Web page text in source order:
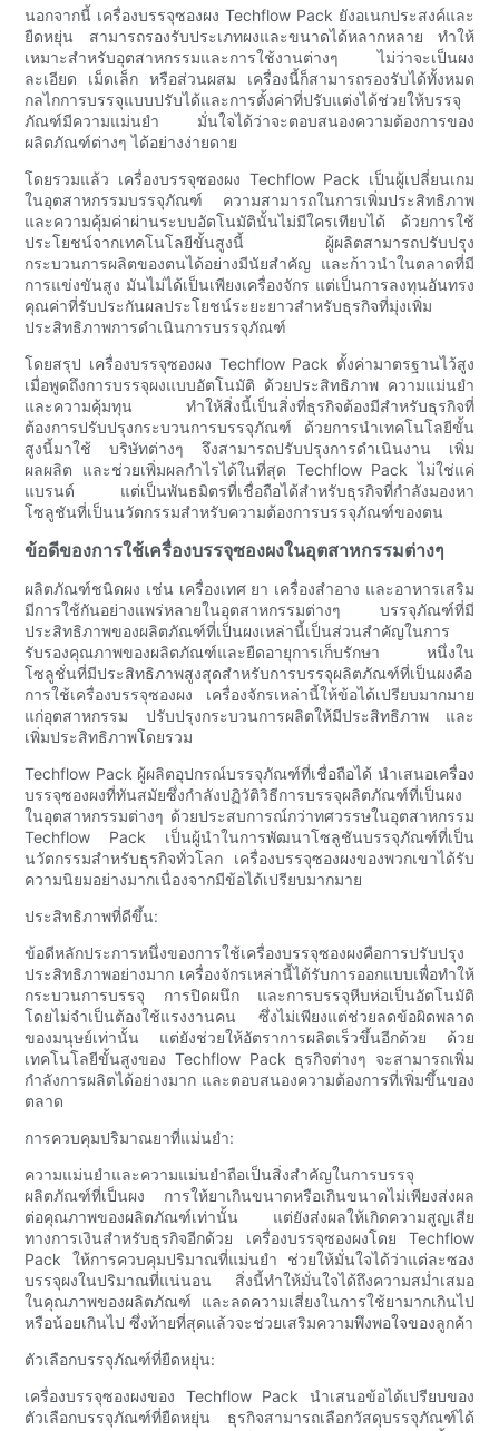
นอกจากนี้ เครื่องบรรจุซองผง Techflow Pack ยังอเนกประสงค์และ
ยืดหยุ่น สามารถรองรับประเภทผงและขนาดได้หลากหลาย ทำให้
เหมาะสำหรับอุตสาหกรรมและการใช้งานต่างๆ ไม่ว่าจะเป็นผง
ละเอียด เม็ดเล็ก หรือส่วนผสม เครื่องนี้ก็สามารถรองรับได้ทั้งหมด
กลไกการบรรจุแบบปรับได้และการตั้งค่าที่ปรับแต่งได้ช่วยให้บรรจุ
ภัณฑ์มีความแม่นยำ มั่นใจได้ว่าจะตอบสนองความต้องการของ
ผลิตภัณฑ์ต่างๆ ได้อย่างง่ายดาย
โดยรวมแล้ว เครื่องบรรจุซองผง Techflow Pack เป็นผู้เปลี่ยนเกม
ในอุตสาหกรรมบรรจุภัณฑ์ ความสามารถในการเพิ่มประสิทธิภาพ
และความคุ้มค่าผ่านระบบอัตโนมัตินั้นไม่มีใครเทียบได้ ด้วยการใช้
ประโยชน์จากเทคโนโลยีขั้นสูงนี้ ผู้ผลิตสามารถปรับปรุง
กระบวนการผลิตของตนได้อย่างมีนัยสำคัญ และก้าวนำในตลาดที่มี
การแข่งขันสูง มันไม่ได้เป็นเพียงเครื่องจักร แต่เป็นการลงทุนอันทรง
คุณค่าที่รับประกันผลประโยชน์ระยะยาวสำหรับธุรกิจที่มุ่งเพิ่ม
ประสิทธิภาพการดำเนินการบรรจุภัณฑ์
โดยสรุป เครื่องบรรจุซองผง Techflow Pack ตั้งค่ามาตรฐานไว้สูง
เมื่อพูดถึงการบรรจุผงแบบอัตโนมัติ ด้วยประสิทธิภาพ ความแม่นยำ
และความคุ้มทุน ทำให้สิ่งนี้เป็นสิ่งที่ธุรกิจต้องมีสำหรับธุรกิจที่
ต้องการปรับปรุงกระบวนการบรรจุภัณฑ์ ด้วยการนำเทคโนโลยีขั้น
สูงนี้มาใช้ บริษัทต่างๆ จึงสามารถปรับปรุงการดำเนินงาน เพิ่ม
ผลผลิต และช่วยเพิ่มผลกำไรได้ในที่สุด Techflow Pack ไม่ใช่แค่
แบรนด์ แต่เป็นพันธมิตรที่เชื่อถือได้สำหรับธุรกิจที่กำลังมองหา
โซลูชันที่เป็นนวัตกรรมสำหรับความต้องการบรรจุภัณฑ์ของตน
ข้อดีของการใช้เครื่องบรรจุซองผงในอุตสาหกรรมต่างๆ
ผลิตภัณฑ์ชนิดผง เช่น เครื่องเทศ ยา เครื่องสำอาง และอาหารเสริม
มีการใช้กันอย่างแพร่หลายในอุตสาหกรรมต่างๆ บรรจุภัณฑ์ที่มี
ประสิทธิภาพของผลิตภัณฑ์ที่เป็นผงเหล่านี้เป็นส่วนสำคัญในการ
รับรองคุณภาพของผลิตภัณฑ์และยืดอายุการเก็บรักษา หนึ่งใน
โซลูชั่นที่มีประสิทธิภาพสูงสุดสำหรับการบรรจุผลิตภัณฑ์ที่เป็นผงคือ
การใช้เครื่องบรรจุซองผง เครื่องจักรเหล่านี้ให้ข้อได้เปรียบมากมาย
แก่อุตสาหกรรม ปรับปรุงกระบวนการผลิตให้มีประสิทธิภาพ และ
เพิ่มประสิทธิภาพโดยรวม
Techflow Pack ผู้ผลิตอุปกรณ์บรรจุภัณฑ์ที่เชื่อถือได้ นำเสนอเครื่อง
บรรจุซองผงที่ทันสมัยซึ่งกำลังปฏิวัติวิธีการบรรจุผลิตภัณฑ์ที่เป็นผง
ในอุตสาหกรรมต่างๆ ด้วยประสบการณ์กว่าทศวรรษในอุตสาหกรรม
Techflow Pack เป็นผู้นำในการพัฒนาโซลูชันบรรจุภัณฑ์ที่เป็น
นวัตกรรมสำหรับธุรกิจทั่วโลก เครื่องบรรจุซองผงของพวกเขาได้รับ
ความนิยมอย่างมากเนื่องจากมีข้อได้เปรียบมากมาย
ประสิทธิภาพที่ดีขึ้น:
ข้อดีหลักประการหนึ่งของการใช้เครื่องบรรจุซองผงคือการปรับปรุง
ประสิทธิภาพอย่างมาก เครื่องจักรเหล่านี้ได้รับการออกแบบเพื่อทำให้
กระบวนการบรรจุ การปิดผนึก และการบรรจุหีบห่อเป็นอัตโนมัติ
โดยไม่จำเป็นต้องใช้แรงงานคน ซึ่งไม่เพียงแต่ช่วยลดข้อผิดพลาด
ของมนุษย์เท่านั้น แต่ยังช่วยให้อัตราการผลิตเร็วขึ้นอีกด้วย ด้วย
เทคโนโลยีขั้นสูงของ Techflow Pack ธุรกิจต่างๆ จะสามารถเพิ่ม
กำลังการผลิตได้อย่างมาก และตอบสนองความต้องการที่เพิ่มขึ้นของ
ตลาด
การควบคุมปริมาณยาที่แม่นยำ:
ความแม่นยำและความแม่นยำถือเป็นสิ่งสำคัญในการบรรจุ
ผลิตภัณฑ์ที่เป็นผง การให้ยาเกินขนาดหรือเกินขนาดไม่เพียงส่งผล
ต่อคุณภาพของผลิตภัณฑ์เท่านั้น แต่ยังส่งผลให้เกิดความสูญเสีย
ทางการเงินสำหรับธุรกิจอีกด้วย เครื่องบรรจุซองผงโดย Techflow
Pack ให้การควบคุมปริมาณที่แม่นยำ ช่วยให้มั่นใจได้ว่าแต่ละซอง
บรรจุผงในปริมาณที่แน่นอน สิ่งนี้ทำให้มั่นใจได้ถึงความสม่ำเสมอ
ในคุณภาพของผลิตภัณฑ์ และลดความเสี่ยงในการใช้ยามากเกินไป
หรือน้อยเกินไป ซึ่งท้ายที่สุดแล้วจะช่วยเสริมความพึงพอใจของลูกค้า
ตัวเลือกบรรจุภัณฑ์ที่ยืดหยุ่น:
เครื่องบรรจุซองผงของ Techflow Pack นำเสนอข้อได้เปรียบของ
ตัวเลือกบรรจุภัณฑ์ที่ยืดหยุ่น ธุรกิจสามารถเลือกวัสดุบรรจุภัณฑ์ได้